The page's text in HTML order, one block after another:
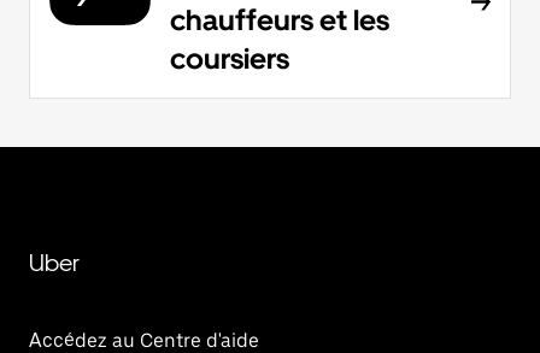
chauffeurs et les
coursiers
Uber
Accédez au Centre d'aide